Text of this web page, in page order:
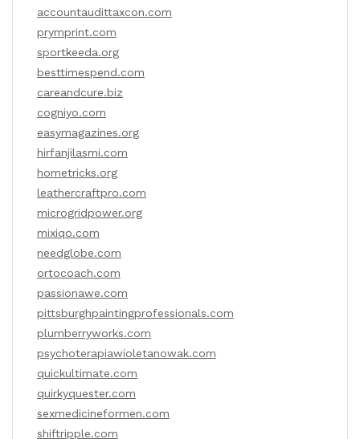
accountaudittaxcon.com
prymprint.com
sportkeeda.org
besttimespend.com
careandcure.biz
cogniyo.com
easymagazines.org
hirfanjilasmi.com
hometricks.org
leathercraftpro.com
microgridpower.org
mixiqo.com
needglobe.com
ortocoach.com
passionawe.com
pittsburghpaintingprofessionals.com
plumberryworks.com
psychoterapiawioletanowak.com
quickultimate.com
quirkyquester.com
sexmedicineformen.com
shiftripple.com